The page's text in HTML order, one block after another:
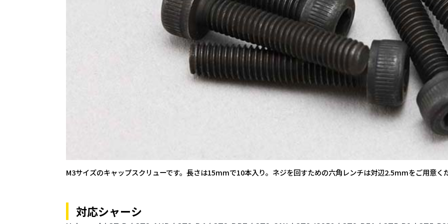
M3サイズのキャップスクリューです。長さは15mmで10本入り。ネジを回すための六角レンチは対辺2.5mmをご用意く
対応シャーシ